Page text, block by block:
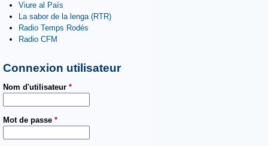
Viure al País
La sabor de la lenga (RTR)
Radio Temps Rodés
Radio CFM
Connexion utilisateur
Nom d'utilisateur *
Mot de passe *